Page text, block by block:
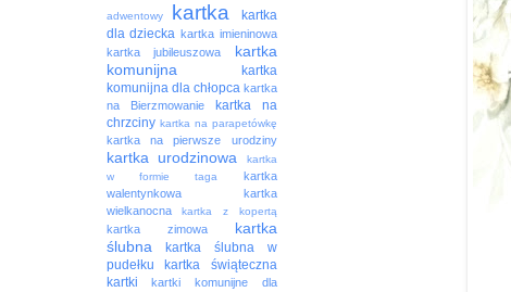
adwentowy
kartka
kartka
dla dziecka kartka imieninowa
kartka jubileuszowa
kartka
komunijna
kartka
komunijna dla chłopca kartka
na Bierzmowanie
kartka na
chrzciny kartka na parapetówkę
kartka na pierwsze urodziny
kartka urodzinowa
kartka
w formie taga
kartka
walentynkowa
kartka
wielkanocna
kartka z kopertą
kartka zimowa
kartka
ślubna
kartka ślubna w
pudełku
kartka świąteczna
kartki
kartki komunijne dla